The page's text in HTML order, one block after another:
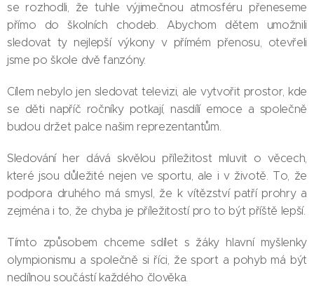
se rozhodli, že tuhle výjimečnou atmosféru přeneseme
přímo do školních chodeb. Abychom dětem umožnili
sledovat ty nejlepší výkony v přímém přenosu, otevřeli
jsme po škole dvě fanzóny.
Cílem nebylo jen sledovat televizi, ale vytvořit prostor, kde
se děti napříč ročníky potkají, nasdílí emoce a společně
budou držet palce našim reprezentantům.
Sledování her dává skvělou příležitost mluvit o věcech,
které jsou důležité nejen ve sportu, ale i v životě. To, že
podpora druhého má smysl, že k vítězství patří prohry a
zejména i to, že chyba je příležitostí pro to být příště lepší.
Tímto způsobem chceme sdílet s žáky hlavní myšlenky
olympionismu a společně si říci, že sport a pohyb má být
nedílnou součástí každého člověka.